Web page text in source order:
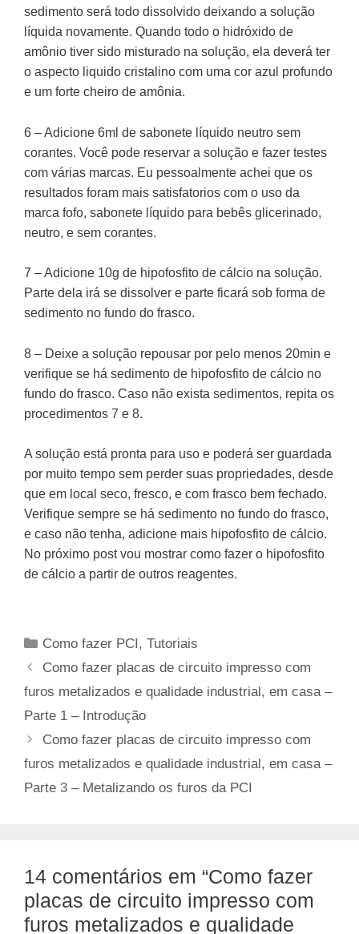
sedimento será todo dissolvido deixando a solução
líquida novamente. Quando todo o hidróxido de
amônio tiver sido misturado na solução, ela deverá ter
o aspecto liquido cristalino com uma cor azul profundo
e um forte cheiro de amônia.
6 – Adicione 6ml de sabonete líquido neutro sem
corantes. Você pode reservar a solução e fazer testes
com várias marcas. Eu pessoalmente achei que os
resultados foram mais satisfatorios com o uso da
marca fofo, sabonete líquido para bebês glicerinado,
neutro, e sem corantes.
7 – Adicione 10g de hipofosfito de cálcio na solução.
Parte dela irá se dissolver e parte ficará sob forma de
sedimento no fundo do frasco.
8 – Deixe a solução repousar por pelo menos 20min e
verifique se há sedimento de hipofosfito de cálcio no
fundo do frasco. Caso não exista sedimentos, repita os
procedimentos 7 e 8.
A solução está pronta para uso e poderá ser guardada
por muito tempo sem perder suas propriedades, desde
que em local seco, fresco, e com frasco bem fechado.
Verifique sempre se há sedimento no fundo do frasco,
e caso não tenha, adicione mais hipofosfito de cálcio.
No próximo post vou mostrar como fazer o hipofosfito
de cálcio a partir de outros reagentes.
Categorias
Como fazer PCI,Tutoriais
Como fazer placas de circuito impresso com
furos metalizados e qualidade industrial, em casa –
Parte 1 – Introdução
Como fazer placas de circuito impresso com
furos metalizados e qualidade industrial, em casa –
Parte 3 – Metalizando os furos da PCI
14 comentários em “Como fazer
placas de circuito impresso com
furos metalizados e qualidade